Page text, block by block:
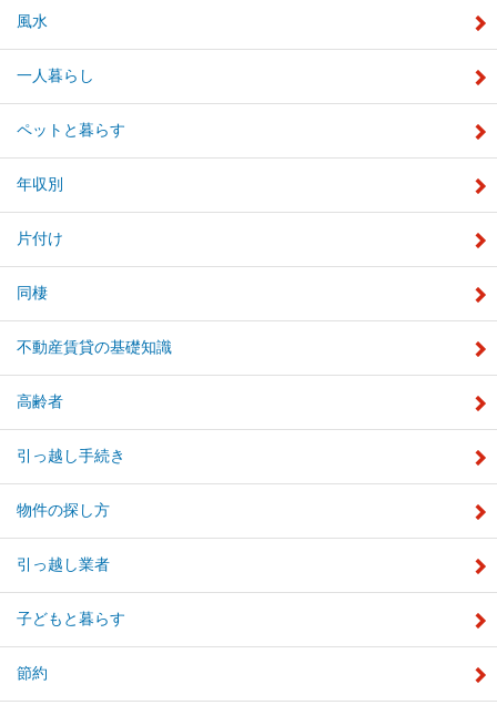
風水
一人暮らし
ペットと暮らす
年収別
片付け
同棲
不動産賃貸の基礎知識
高齢者
引っ越し手続き
物件の探し方
引っ越し業者
子どもと暮らす
節約